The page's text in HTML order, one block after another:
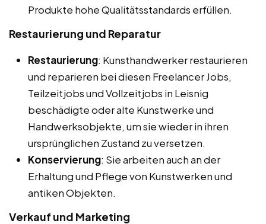
Produkte hohe Qualitätsstandards erfüllen.
Restaurierung und Reparatur
Restaurierung: Kunsthandwerker restaurieren
und reparieren bei diesen Freelancer Jobs,
Teilzeitjobs und Vollzeitjobs in Leisnig
beschädigte oder alte Kunstwerke und
Handwerksobjekte, um sie wieder in ihren
ursprünglichen Zustand zu versetzen.
Konservierung: Sie arbeiten auch an der
Erhaltung und Pflege von Kunstwerken und
antiken Objekten.
Verkauf und Marketing